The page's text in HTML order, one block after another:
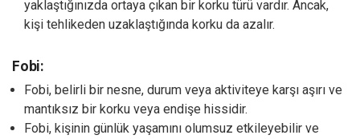
yaklaştığınızda ortaya çıkan bir korku türü vardır. Ancak,
kişi tehlikeden uzaklaştığında korku da azalır.
Fobi:
Fobi, belirli bir nesne, durum veya aktiviteye karşı aşırı ve
mantıksız bir korku veya endişe hissidir.
Fobi, kişinin günlük yaşamını olumsuz etkileyebilir ve